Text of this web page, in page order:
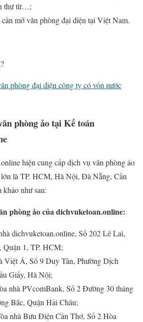
thư từ…;
mở văn phòng đại diện tại Việt Nam.
?
phòng đại diện công ty có vốn nước
phòng ảo tại Kế toán
hiện cung cấp dịch vụ văn phòng ảo
là TP. HCM, Hà Nội, Đà Nẵng, Cần
như sau:
phòng ảo của dichvuketoan.online:
dichvuketoan.online, Số 202 Lê Lai,
Quận 1, TP. HCM;
Việt Á, Số 9 Duy Tân, Phường Dịch
Giấy, Hà Nội;
nhà PVcomBank, Số 2 Đường 30 tháng
Bắc, Quận Hải Châu;
nhà Bưu Điện Cần Thơ, Số 2 Hòa